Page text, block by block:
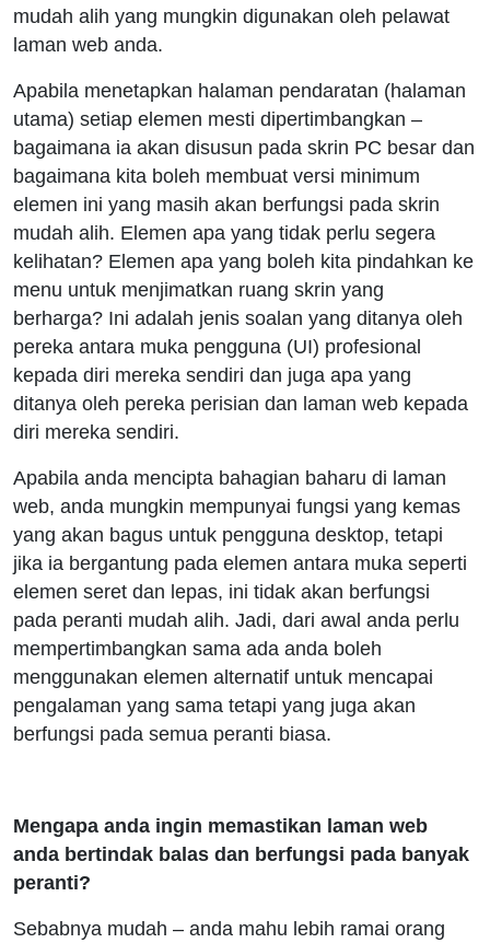
mudah alih yang mungkin digunakan oleh pelawat
laman web anda.
Apabila menetapkan halaman pendaratan (halaman
utama) setiap elemen mesti dipertimbangkan –
bagaimana ia akan disusun pada skrin PC besar dan
bagaimana kita boleh membuat versi minimum
elemen ini yang masih akan berfungsi pada skrin
mudah alih. Elemen apa yang tidak perlu segera
kelihatan? Elemen apa yang boleh kita pindahkan ke
menu untuk menjimatkan ruang skrin yang
berharga? Ini adalah jenis soalan yang ditanya oleh
pereka antara muka pengguna (UI) profesional
kepada diri mereka sendiri dan juga apa yang
ditanya oleh pereka perisian dan laman web kepada
diri mereka sendiri.
Apabila anda mencipta bahagian baharu di laman
web, anda mungkin mempunyai fungsi yang kemas
yang akan bagus untuk pengguna desktop, tetapi
jika ia bergantung pada elemen antara muka seperti
elemen seret dan lepas, ini tidak akan berfungsi
pada peranti mudah alih. Jadi, dari awal anda perlu
mempertimbangkan sama ada anda boleh
menggunakan elemen alternatif untuk mencapai
pengalaman yang sama tetapi yang juga akan
berfungsi pada semua peranti biasa.
Mengapa anda ingin memastikan laman web
anda bertindak balas dan berfungsi pada banyak
peranti?
Sebabnya mudah – anda mahu lebih ramai orang